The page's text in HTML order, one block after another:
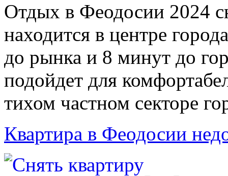
Отдых в Феодосии 2024
находится в центре
до рынка и 8 минут до
подойдет для
тихом частном секторе
Квартира в Феодосии